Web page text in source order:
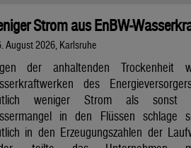
Strom aus EnBW-
August 2026, Karlsruhe
der anhaltenden Trockenheit
des
weniger Strom als sonst
in den Flüssen schlage
in den Erzeugungszahlen der